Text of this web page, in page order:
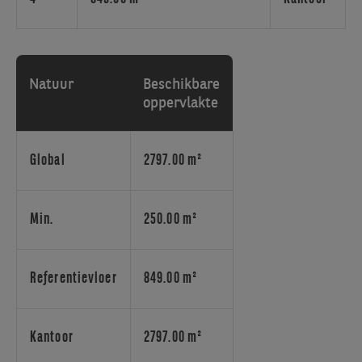
Montoyer
10
kantoorgebouw,
ontworpen
welzijn
duurzame
kantoorleven
maximaliseren. De
Natuur
Beschikbare
oppervlakte
Global 2797.00 m²
Min. 250.00 m²
Referentievloer 849.00 m²
Kantoor 2797.00 m²